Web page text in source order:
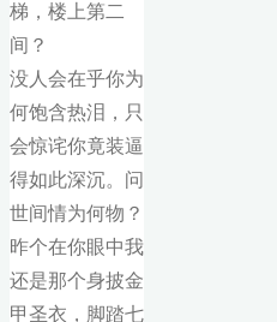
梯，楼上第二
间？
没人会在乎你为
何饱含热泪，只
会惊诧你竟装逼
得如此深沉。问
世间情为何物？
昨个在你眼中我
还是那个身披金
甲圣衣，脚踏七